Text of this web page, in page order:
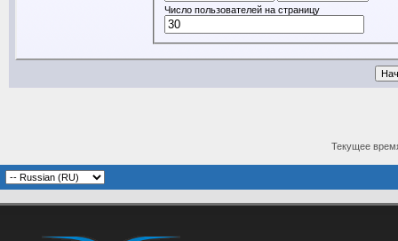
Число пользователей на страницу
Текущее